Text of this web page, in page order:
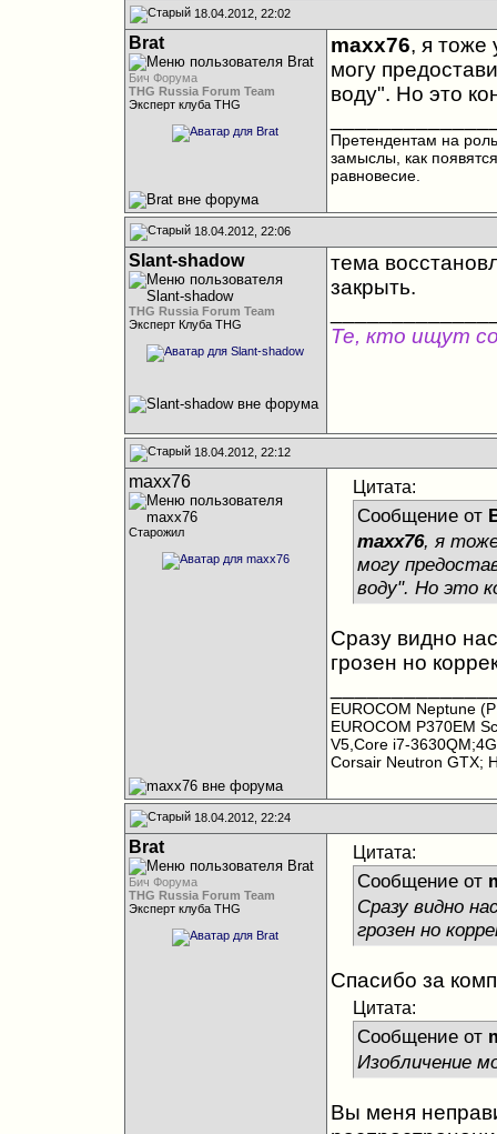
18.04.2012, 22:02
Brat
Бич Форума
THG Russia Forum Team
Эксперт клуба THG
maxx76, я тоже
могу
воду". Но это
Претендентам на
замыслы, как
равновесие.
18.04.2012, 22:06
Slant-shadow
THG Russia Forum Team
Эксперт Клуба THG
тема
закрыть.
Те, кто ищут
18.04.2012, 22:12
maxx76
Старожил
Цитата:
Сообщение от
maxx76, я
могу
воду". Но это
Сразу видно
грозен но
EUROCOM Neptune
EUROCOM P370EM
V5,Core i7-
Corsair Neutron GTX;
18.04.2012, 22:24
Brat
Бич Форума
THG Russia Forum Team
Эксперт клуба THG
Цитата:
Сообщение от
Сразу видно
грозен но
Спасибо за
Цитата:
Сообщение от
Изобличение
Вы меня